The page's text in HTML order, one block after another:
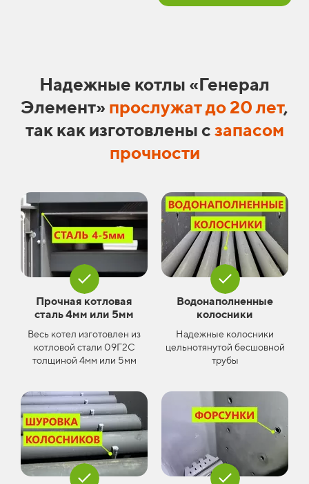
Надежные котлы «Генерал
Элемент» прослужат до 20 лет,
так как изготовлены сзапасом
прочности
Прочная котловая
сталь 4мм или 5мм
Весь котел изготовлен из
котловой стали 09Г2С
толщиной 4мм или 5мм
Водонаполненные
колосники
Надежные колосники
цельнотянутой бесшовной
трубы